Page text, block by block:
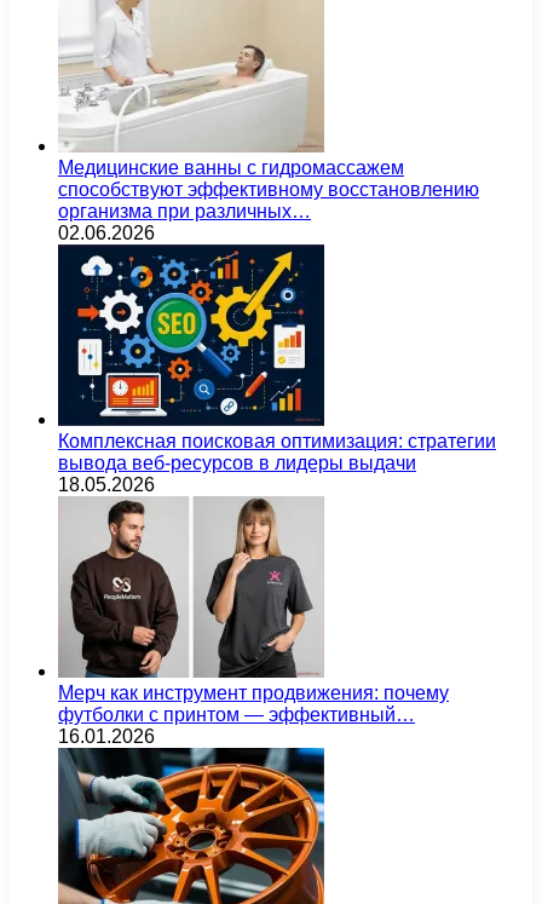
Медицинские ванны с гидромассажем
способствуют эффективному восстановлению
организма при различных…
02.06.2026
Комплексная поисковая оптимизация: стратегии
вывода веб-ресурсов в лидеры выдачи
18.05.2026
Мерч как инструмент продвижения: почему
футболки с принтом — эффективный…
16.01.2026